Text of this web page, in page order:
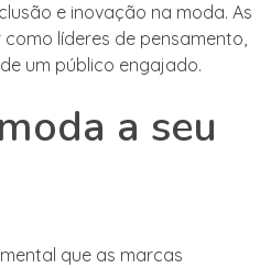
e inovação na moda. As
líderes de pensamento,
um público engajado.
a seu
que as marcas